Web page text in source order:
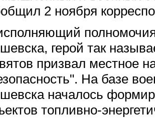
2 ноября
герой так
призвал местное
На базе
началось
топливно-